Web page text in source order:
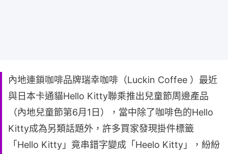
內地連鎖咖啡品牌瑞幸咖啡（Luckin Coffee ）最近
與日本卡通貓Hello Kitty聯乘推出兒童節周邊產品
（內地兒童節第6月1日），當中除了咖啡色的Hello
Kitty成為另類話題外，許多買家發現掛件標籤
「Hello Kitty」竟串錯字變成「Heelo Kitty」，紛紛